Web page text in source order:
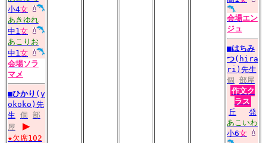
小4女
あきゆれ
中1 女
あこりお
中1 女
会場ソラ
マメ
■ひかり (y
okoko)先
生 個 部
屋
▶
★欠席102
会場エン
ジュ
■はちみ
つ(hira
ri)先生
個 部屋
作文ク
ラス
丘
発
あこいわ
小6女